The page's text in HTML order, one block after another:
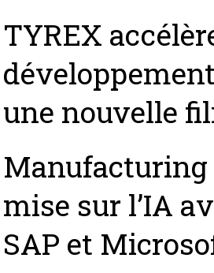
TYREX
une nouvelle
Manufacturing
mise sur l’IA
SAP et